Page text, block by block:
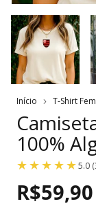
Início T-Shirt
100%
5.0
R$59,90